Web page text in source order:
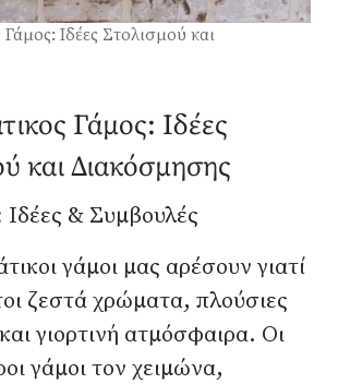
Γάμος: Ιδέες Στολισμού και
Γάμος: Ιδέες
και Διακόσμησης
Ιδέες & Συμβουλές
γάμοι μας αρέσουν γιατί
ζεστά χρώματα, πλούσιες
γιορτινή ατμόσφαιρα. Οι
γάμοι τον χειμώνα,